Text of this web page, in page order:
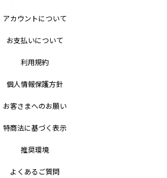
アカウントについて
お支払いについて
利用規約
個人情報保護方針
お客さまへのお願い
特商法に基づく表示
推奨環境
よくあるご質問